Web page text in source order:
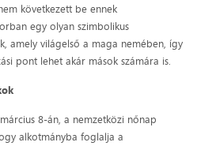
következett be ennek
egy olyan szimbolikus
amely világelső a maga nemében, így
pont lehet akár mások számára is.
8-án, a nemzetközi nőnap
alkotmányba foglalja a